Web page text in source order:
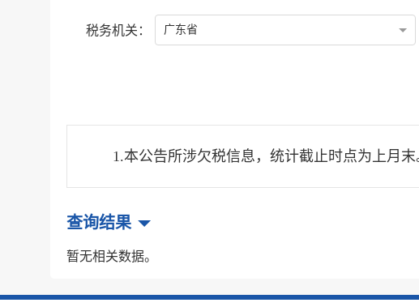
税务机关： 广东省
1.本公告所涉欠税信息，统计截止时点为上月
查询结果
暂无相关数据。